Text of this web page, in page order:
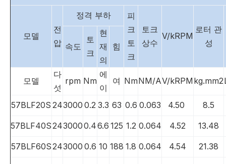
모델
전
압
정격 부하
피
크
토
크
토크
상수
V/kRPM
로터 관
성
속도
토
크
현
재
의
힘
모델
다
섯
rpm Nm
에
이
여 NmNM/AV/kRPM kg.mm2
57BLF20S 243000 0.2 3.3 63 0.6 0.063 4.50 8.5
57BLF40S2430000.46.6 125 1.2 0.064 4.52 13.48
57BLF60S243000 0.6 10 188 1.8 0.064 4.54 21.38